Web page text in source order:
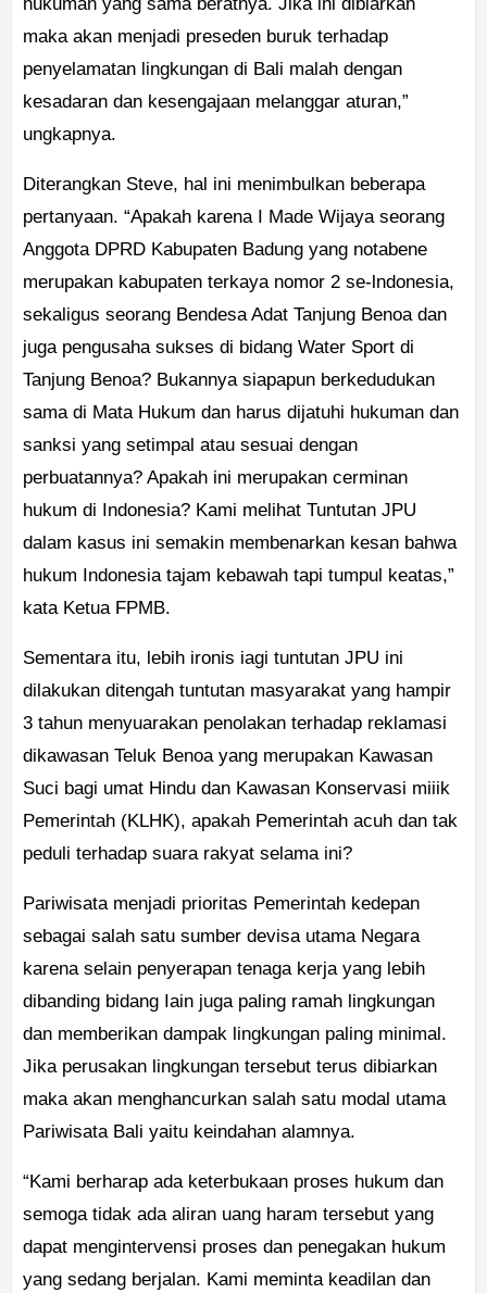
hukuman yang sama beratnya. Jika ini dibiarkan
maka akan menjadi preseden buruk terhadap
penyelamatan lingkungan di Bali malah dengan
kesadaran dan kesengajaan melanggar aturan,”
ungkapnya.
Diterangkan Steve, hal ini menimbulkan beberapa
pertanyaan. “Apakah karena I Made Wijaya seorang
Anggota DPRD Kabupaten Badung yang notabene
merupakan kabupaten terkaya nomor 2 se-lndonesia,
sekaligus seorang Bendesa Adat Tanjung Benoa dan
juga pengusaha sukses di bidang Water Sport di
Tanjung Benoa? Bukannya siapapun berkedudukan
sama di Mata Hukum dan harus dijatuhi hukuman dan
sanksi yang setimpal atau sesuai dengan
perbuatannya? Apakah ini merupakan cerminan
hukum di Indonesia? Kami melihat Tuntutan JPU
dalam kasus ini semakin membenarkan kesan bahwa
hukum Indonesia tajam kebawah tapi tumpul keatas,”
kata Ketua FPMB.
Sementara itu, lebih ironis iagi tuntutan JPU ini
dilakukan ditengah tuntutan masyarakat yang hampir
3 tahun menyuarakan penolakan terhadap reklamasi
dikawasan Teluk Benoa yang merupakan Kawasan
Suci bagi umat Hindu dan Kawasan Konservasi miiik
Pemerintah (KLHK), apakah Pemerintah acuh dan tak
peduli terhadap suara rakyat selama ini?
Pariwisata menjadi prioritas Pemerintah kedepan
sebagai salah satu sumber devisa utama Negara
karena selain penyerapan tenaga kerja yang lebih
dibanding bidang Iain juga paling ramah lingkungan
dan memberikan dampak lingkungan paling minimal.
Jika perusakan lingkungan tersebut terus dibiarkan
maka akan menghancurkan salah satu modal utama
Pariwisata Bali yaitu keindahan alamnya.
“Kami berharap ada keterbukaan proses hukum dan
semoga tidak ada aliran uang haram tersebut yang
dapat mengintervensi proses dan penegakan hukum
yang sedang berjalan. Kami meminta keadilan dan